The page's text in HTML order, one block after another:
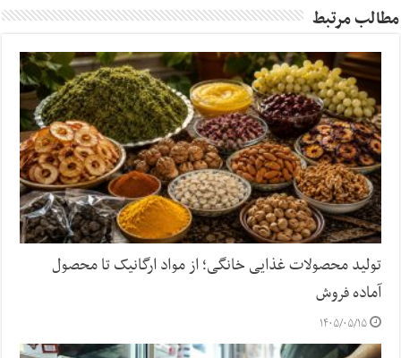
مطالب مرتبط
تولید محصولات غذایی خانگی؛ از مواد ارگانیک تا محصول
آماده فروش
۱۴۰۵/۰۵/۱۵